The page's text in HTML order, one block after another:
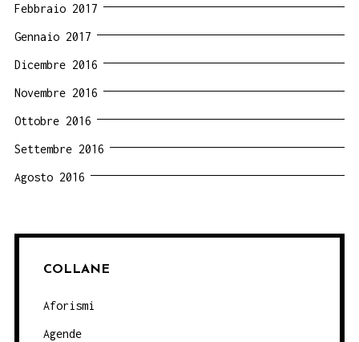
Febbraio 2017
Gennaio 2017
Dicembre 2016
Novembre 2016
Ottobre 2016
Settembre 2016
Agosto 2016
COLLANE
Aforismi
Agende